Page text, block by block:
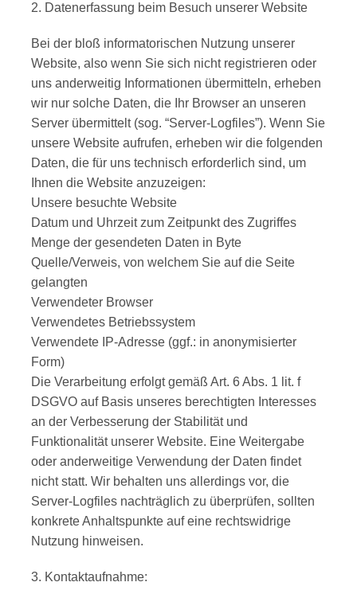
2. Datenerfassung beim Besuch unserer Website
Bei der bloß informatorischen Nutzung unserer
Website, also wenn Sie sich nicht registrieren oder
uns anderweitig Informationen übermitteln, erheben
wir nur solche Daten, die Ihr Browser an unseren
Server übermittelt (sog. “Server-Logfiles”). Wenn Sie
unsere Website aufrufen, erheben wir die folgenden
Daten, die für uns technisch erforderlich sind, um
Ihnen die Website anzuzeigen:
Unsere besuchte Website
Datum und Uhrzeit zum Zeitpunkt des Zugriffes
Menge der gesendeten Daten in Byte
Quelle/Verweis, von welchem Sie auf die Seite
gelangten
Verwendeter Browser
Verwendetes Betriebssystem
Verwendete IP-Adresse (ggf.: in anonymisierter
Form)
Die Verarbeitung erfolgt gemäß Art. 6 Abs. 1 lit. f
DSGVO auf Basis unseres berechtigten Interesses
an der Verbesserung der Stabilität und
Funktionalität unserer Website. Eine Weitergabe
oder anderweitige Verwendung der Daten findet
nicht statt. Wir behalten uns allerdings vor, die
Server-Logfiles nachträglich zu überprüfen, sollten
konkrete Anhaltspunkte auf eine rechtswidrige
Nutzung hinweisen.
3. Kontaktaufnahme: